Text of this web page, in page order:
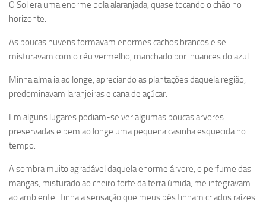
O Sol era uma enorme bola alaranjada, quase tocando o chão no
horizonte.
As poucas nuvens formavam enormes cachos brancos e se
misturavam com o céu vermelho, manchado por nuances do azul.
Minha alma ia ao longe, apreciando as plantações daquela região,
predominavam laranjeiras e cana de açúcar.
Em alguns lugares podiam-se ver algumas poucas arvores
preservadas e bem ao longe uma pequena casinha esquecida no
tempo.
A sombra muito agradável daquela enorme árvore, o perfume das
mangas, misturado ao cheiro forte da terra úmida, me integravam
ao ambiente. Tinha a sensação que meus pés tinham criados raízes